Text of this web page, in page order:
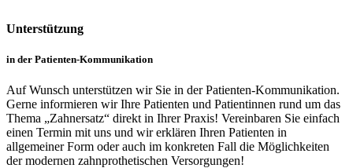
Unterstützung
in der Patienten-Kommunikation
Auf Wunsch unterstützen wir Sie in der Patienten-Kommunikation.
Gerne informieren wir Ihre Patienten und Patientinnen rund um das
Thema „Zahnersatz“ direkt in Ihrer Praxis! Vereinbaren Sie einfach
einen Termin mit uns und wir erklären Ihren Patienten in
allgemeiner Form oder auch im konkreten Fall die Möglichkeiten
der modernen zahnprothetischen Versorgungen!